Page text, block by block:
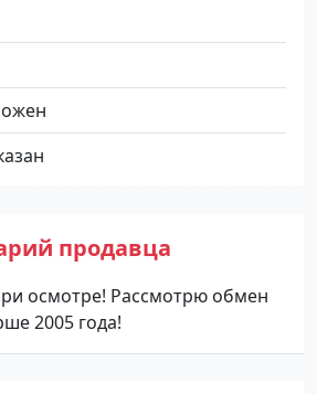
продавца
осмотре! Рассмотрю обмен
2005 года!